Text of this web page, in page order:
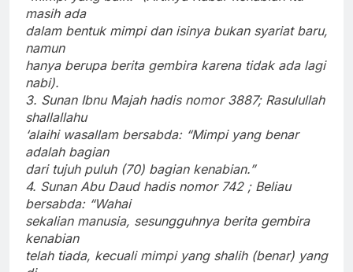
masih ada
dalam bentuk mimpi dan isinya bukan syariat baru,
namun
hanya berupa berita gembira karena tidak ada lagi
nabi).
3. Sunan Ibnu Majah hadis nomor 3887; Rasulullah
shallallahu
‘alaihi wasallam bersabda: “Mimpi yang benar
adalah bagian
dari tujuh puluh (70) bagian kenabian.”
4. Sunan Abu Daud hadis nomor 742 ; Beliau
bersabda: “Wahai
sekalian manusia, sesungguhnya berita gembira
kenabian
telah tiada, kecuali mimpi yang shalih (benar) yang